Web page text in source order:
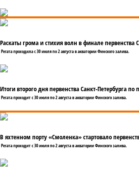
Раскаты грома и стихия волн в финале первенства
Регата проходила с 30 июля по 2 августа в акватории Финского залива.
Итоги второго дня первенства Санкт-Петербурга по
Регата проходит с 30 июля по 2 августа в акватории Финского залива.
В яхтенном порту «Смоленка» стартовало
Регата проходит с 30 июля по 2 августа в акватории Финского залива.